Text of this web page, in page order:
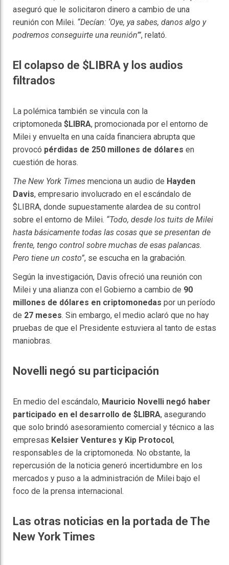
aseguró que le solicitaron dinero a cambio de una
reunión con Milei. “Decían: ‘Oye, ya sabes, danos algo y
podremos conseguirte una reunión’”, relató.
El colapso de $LIBRA y los audios
filtrados
La polémica también se vincula con la
criptomoneda $LIBRA, promocionada por el entorno de
Milei y envuelta en una caída financiera abrupta que
provocó pérdidas de 250 millones de dólares en
cuestión de horas.
The New York Times menciona un audio de Hayden
Davis, empresario involucrado en el escándalo de
$LIBRA, donde supuestamente alardea de su control
sobre el entorno de Milei. “Todo, desde los tuits de Milei
hasta básicamente todas las cosas que se presentan de
frente, tengo control sobre muchas de esas palancas.
Pero tiene un costo”, se escucha en la grabación.
Según la investigación, Davis ofreció una reunión con
Milei y una alianza con el Gobierno a cambio de 90
millones de dólares en criptomonedas por un período
de 27 meses. Sin embargo, el medio aclaró que no hay
pruebas de que el Presidente estuviera al tanto de estas
maniobras.
Novelli negó su participación
En medio del escándalo, Mauricio Novelli negó haber
participado en el desarrollo de $LIBRA, asegurando
que solo brindó asesoramiento comercial y técnico a las
empresas Kelsier Ventures y Kip Protocol,
responsables de la criptomoneda. No obstante, la
repercusión de la noticia generó incertidumbre en los
mercados y puso a la administración de Milei bajo el
foco de la prensa internacional.
Las otras noticias en la portada de The
New York Times